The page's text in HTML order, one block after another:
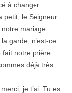
à changer
petit, le Seigneur
mariage.
garde, n’est-ce
fait notre prière
déjà très
je t’ai. Tu es